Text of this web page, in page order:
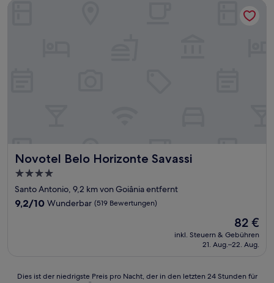
Novotel Belo Horizonte Savassi
Novotel Belo Horizonte Savassi
4.0-
Sterne-
Unterkunft
Santo Antonio, 9,2 km von Goiânia entfernt
9.2
9,2/10 Wunderbar (519 Bewertungen)
Der
Preis
beträgt
82 €
inkl. Steuern & Gebühren
21. Aug.–22. Aug.
Novotel Belo Horizonte Savassi
DiesDies ist der niedrigste Preis pro Nacht, der in den letzten 24 Stunden für